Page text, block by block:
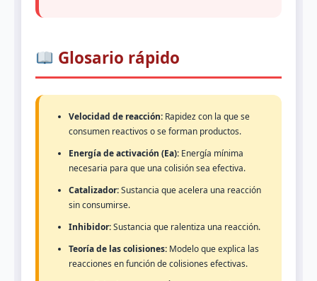
Glosario rápido
Velocidad de reacción: Rapidez con la que se
consumen reactivos o se forman productos.
Energía de activación (Ea): Energía mínima
necesaria para que una colisión sea efectiva.
Catalizador:Sustancia que acelera una reacción
sin consumirse.
Inhibidor:Sustancia que ralentiza una reacción.
Teoría de las colisiones: Modelo que explica las
reacciones en función de colisiones efectivas.